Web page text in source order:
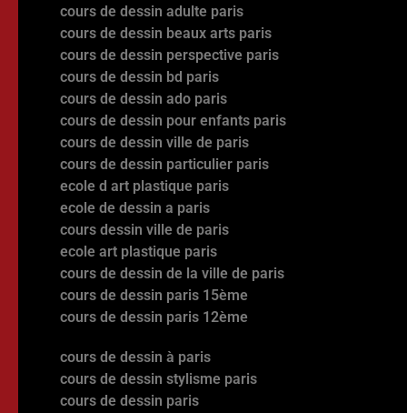
cours de dessin adulte paris
cours de dessin beaux arts paris
cours de dessin perspective paris
cours de dessin bd paris
cours de dessin ado paris
cours de dessin pour enfants paris
cours de dessin ville de paris
cours de dessin particulier paris
ecole d art plastique paris
ecole de dessin a paris
cours dessin ville de paris
ecole art plastique paris
cours de dessin de la ville de paris
cours de dessin paris 15ème
cours de dessin paris 12ème
cours de dessin à paris
cours de dessin stylisme paris
cours de dessin paris